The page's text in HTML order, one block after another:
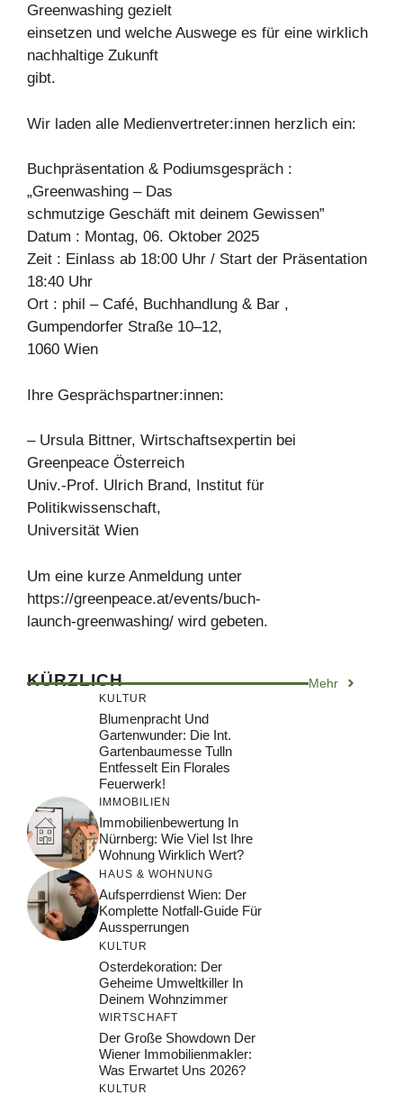
Greenwashing gezielt
einsetzen und welche Auswege es für eine wirklich
nachhaltige Zukunft
gibt.
Wir laden alle Medienvertreter:innen herzlich ein:
Buchpräsentation & Podiumsgespräch :
„Greenwashing – Das
schmutzige Geschäft mit deinem Gewissen”
Datum : Montag, 06. Oktober 2025
Zeit : Einlass ab 18:00 Uhr / Start der Präsentation
18:40 Uhr
Ort : phil – Café, Buchhandlung & Bar ,
Gumpendorfer Straße 10–12,
1060 Wien
Ihre Gesprächspartner:innen:
– Ursula Bittner, Wirtschaftsexpertin bei
Greenpeace Österreich
Univ.-Prof. Ulrich Brand, Institut für
Politikwissenschaft,
Universität Wien
Um eine kurze Anmeldung unter
https://greenpeace.at/events/buch-
launch-greenwashing/ wird gebeten.
KÜRZLICH Mehr
KULTUR
Blumenpracht Und
Gartenwunder: Die Int.
Gartenbaumesse Tulln
Entfesselt Ein Florales
Feuerwerk!
IMMOBILIEN
Immobilienbewertung In
Nürnberg: Wie Viel Ist Ihre
Wohnung Wirklich Wert?
HAUS & WOHNUNG
Aufsperrdienst Wien: Der
Komplette Notfall-Guide Für
Aussperrungen
KULTUR
Osterdekoration: Der
Geheime Umweltkiller In
Deinem Wohnzimmer
WIRTSCHAFT
Der Große Showdown Der
Wiener Immobilienmakler:
Was Erwartet Uns 2026?
KULTUR